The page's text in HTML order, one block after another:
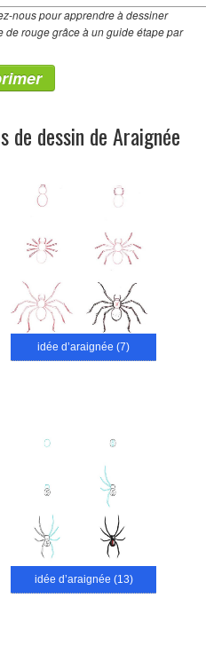
nous pour apprendre à dessiner
de rouge grâce à un guide étape par
de dessin de Araignée
idée d’araignée (7)
idée d’araignée (13)